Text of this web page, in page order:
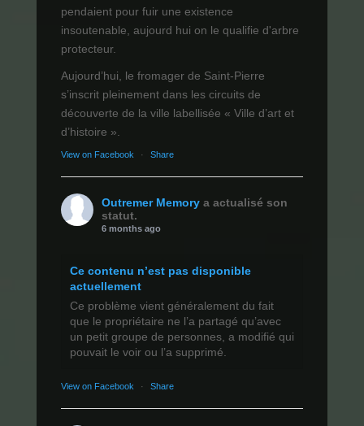
pendaient pour fuir une existence
insoutenable, aujourd hui on le qualifie d'arbre
protecteur.
Aujourd’hui, le fromager de Saint-Pierre
s’inscrit pleinement dans les circuits de
découverte de la ville labellisée « Ville d’art et
d’histoire ».
View on Facebook · Share
Outremer Memory a actualisé son
statut.
6 months ago
Ce contenu n’est pas disponible
actuellement
Ce problème vient généralement du fait
que le propriétaire ne l’a partagé qu’avec
un petit groupe de personnes, a modifié qui
pouvait le voir ou l’a supprimé.
View on Facebook · Share